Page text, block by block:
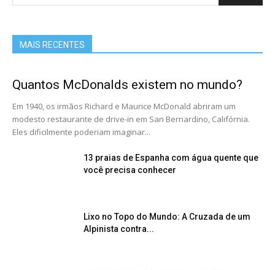
MAIS RECENTES
Quantos McDonalds existem no mundo?
Em 1940, os irmãos Richard e Maurice McDonald abriram um
modesto restaurante de drive-in em San Bernardino, Califórnia.
Eles dificilmente poderiam imaginar...
13 praias de Espanha com água quente que
você precisa conhecer
Lixo no Topo do Mundo: A Cruzada de um
Alpinista contra...